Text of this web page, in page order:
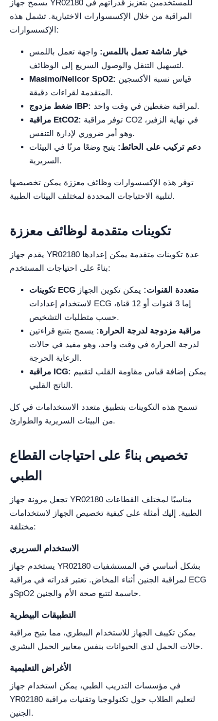
يسمح جهاز YR02180 للمستخدمين بتعزيز قدراتهم في
المراقبة من خلال الإكسسوارات الاختيارية. تشمل هذه
الإكسسوارات:
خيار شاشة تعمل باللمس: واجهة تعمل باللمس
لتسهيل التنقل والوصول السريع إلى الوظائف.
Masimo/Nellcor SpO2:
المتقدمة لقراءات دقيقة.
ضغط مزدوج IBP:
لمراقبة ضغطين في وقت واحد.
مراقبة EtCO2:
وهو أمر ضروري لإدارة التنفس.
دعم تركيب على الحائط: يتيح وضعًا مرنًا في البيئات
السريرية.
توفر هذه الإكسسوارات وظائف معززة يمكن تخصيصها
لتلبية الاحتياجات المحددة لمختلف البيئات الطبية.
تكوينات متقدمة لوظائف معززة
يقدم جهاز YR02180 عدة تكوينات متقدمة يمكن إعدادها
بناءً على احتياجات المستخدم:
تكوينات ECG متعددة القنوات: يمكن تكوين الجهاز
لاستخدام إعدادات ECG إما 3 قنوات أو 12 قناة،
حسب متطلبات التشخيص.
مراقبة مزدوجة لدرجة الحرارة: يسمح بتتبع قراءتين
لدرجة الحرارة في وقت واحد، وهو مفيد في حالات
الرعاية الحرجة.
مراقبة ICG:
الناتج القلبي.
تسمح هذه التكوينات بتطبيق متعدد الاستخدامات في كل
من البيئات السريرية والطوارئ.
تخصيص بناءً على احتياجات القطاع
الطبي
تجعل مرونة جهاز YR02180 مناسبًا لمختلف القطاعات
الطبية. إليك أمثلة على كيفية تخصيص الجهاز لاستخدامات
مختلفة:
الاستخدام السريري
يستخدم جهاز YR02180 بشكل أساسي في المستشفيات
لمراقبة الجنين أثناء المخاض. تعتبر قدراته في مراقبة ECG
وSpO2 حاسمة لتتبع صحة الأم والجنين.
التطبيقات البيطرية
يمكن تكييف الجهاز للاستخدام البيطري، مما يتيح مراقبة
حالات الحمل لدى الحيوانات بنفس معايير الحمل البشري.
الأغراض التعليمية
في مؤسسات التدريب الطبي، يمكن استخدام جهاز
YR02180 لتعليم الطلاب حول تكنولوجيا وتقنيات مراقبة
الجنين.